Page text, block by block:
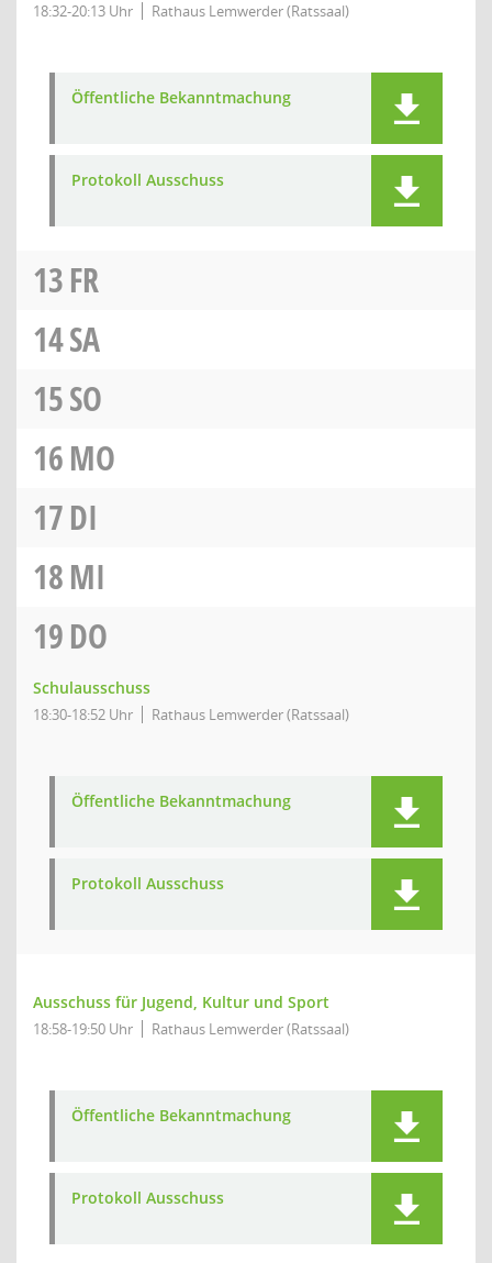
18:32-20:13 Uhr Rathaus Lemwerder (Ratssaal)
Öffentliche Bekanntmachung
Protokoll Ausschuss
13FR
14SA
15SO
16MO
17DI
18MI
19DO
Schulausschuss
18:30-18:52 Uhr Rathaus Lemwerder (Ratssaal)
Öffentliche Bekanntmachung
Protokoll Ausschuss
Ausschuss für Jugend, Kultur und Sport
18:58-19:50 Uhr Rathaus Lemwerder (Ratssaal)
Öffentliche Bekanntmachung
Protokoll Ausschuss